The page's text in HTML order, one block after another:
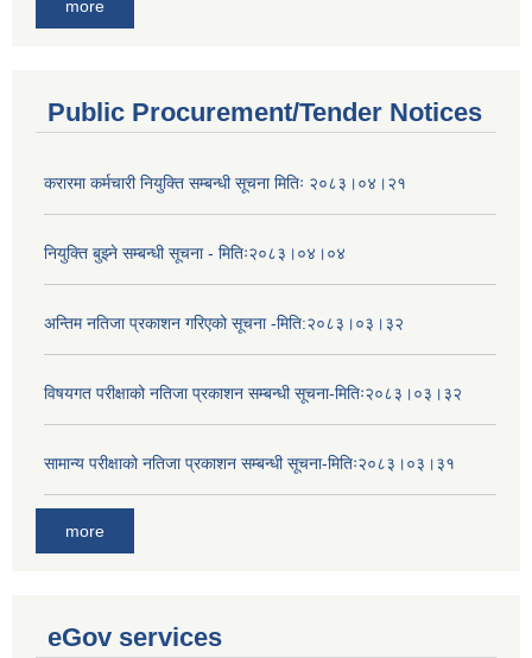
more
Public Procurement/Tender Notices
करारमा कर्मचारी नियुक्ति सम्बन्धी सूचना मितिः २०८३।०४।२१
नियुक्ति बुझ्ने सम्बन्धी सूचना - मितिः२०८३।०४।०४
अन्तिम नतिजा प्रकाशन गरिएको सूचना -मिति:२०८३।०३।३२
विषयगत परीक्षाको नतिजा प्रकाशन सम्बन्धी सूचना-मितिः२०८३।०३।३२
सामान्य परीक्षाको नतिजा प्रकाशन सम्बन्धी सूचना-मितिः२०८३।०३।३१
more
eGov services